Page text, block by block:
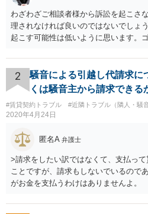
わざわざご相談者様から訴訟を起こさ
理されなければ良いのではないでしょ
起こす可能性は低いように思います。
2
騒音による引越し代請求に
くは騒音主から請求できる
#賃貸契約トラブル #近隣トラブル（隣人・騒
2020年4月24日
匿名A 弁護士
>請求をしたい訳ではなくて、支払っ
ことですが、請求もしないでいるので
がお金を支払うわけはありませんよ。